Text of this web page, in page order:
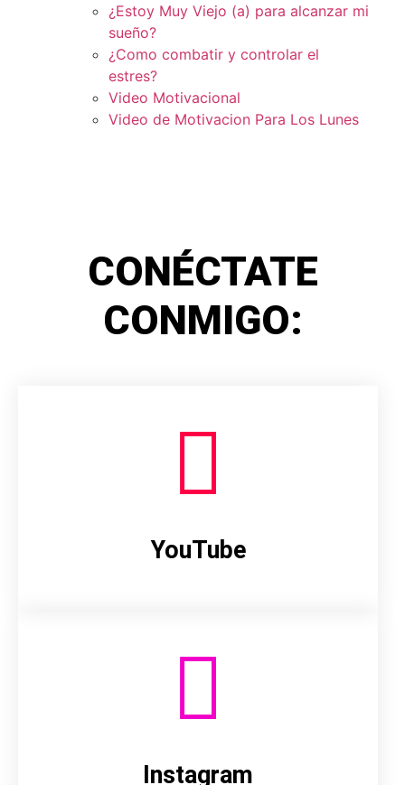
¿Estoy Muy Viejo (a) para alcanzar mi
sueño?
¿Como combatir y controlar el
estres?
Video Motivacional
Video de Motivacion Para Los Lunes
CONÉCTATE
CONMIGO:
YouTube
Instagram